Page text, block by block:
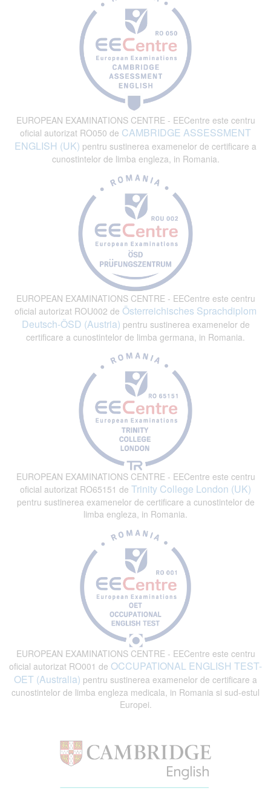
EUROPEAN EXAMINATIONS CENTRE - EECentre este centru
oficial autorizat RO050 de CAMBRIDGE ASSESSMENT
ENGLISH (UK) pentru sustinerea examenelor de certificare a
cunostintelor de limba engleza, in Romania.
EUROPEAN EXAMINATIONS CENTRE - EECentre este centru
oficial autorizat ROU002 de Österreichisches Sprachdiplom
Deutsch-ÖSD (Austria) pentru sustinerea examenelor de
certificare a cunostintelor de limba germana, in Romania.
EUROPEAN EXAMINATIONS CENTRE - EECentre este centru
oficial autorizat RO65151 de Trinity College London (UK)
pentru sustinerea examenelor de certificare a cunostintelor de
limba engleza, in Romania.
EUROPEAN EXAMINATIONS CENTRE - EECentre este centru
oficial autorizat RO001 de OCCUPATIONAL ENGLISH TEST-
OET (Australia) pentru sustinerea examenelor de certificare a
cunostintelor de limba engleza medicala, in Romania si sud-estul
Europei.